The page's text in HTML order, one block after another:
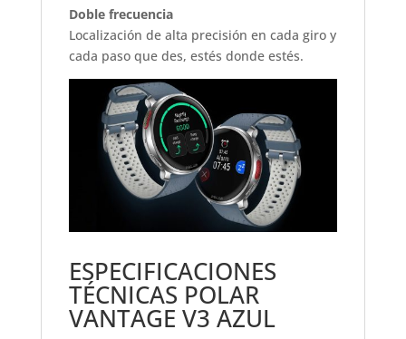
Doble frecuencia
Localización de alta precisión en cada giro y
cada paso que des, estés donde estés.
ESPECIFICACIONES
TÉCNICAS POLAR
VANTAGE V3 AZUL